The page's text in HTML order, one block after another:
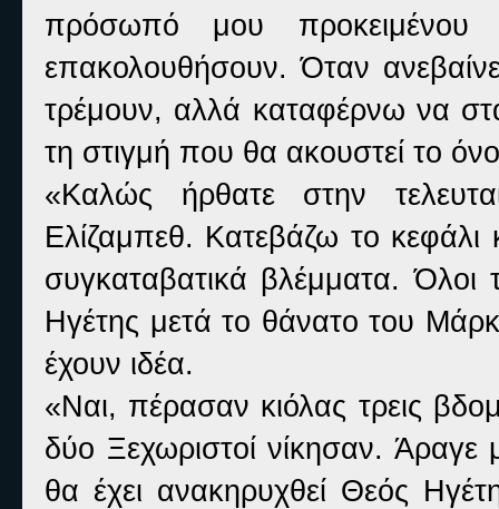
πρόσωπό μου
επακολουθήσουν. Όταν
τρέμουν, αλλά καταφέρνω να
τη στιγμή που θα ακουστεί το
«Καλώς ήρθατε στην
Ελίζαμπεθ. Κατεβάζω το
συγκαταβατικά βλέμματα. Όλοι
Ηγέτης μετά το θάνατο του
έχουν ιδέα.
«Ναι, πέρασαν κιόλας τρεις
δύο Ξεχωριστοί νίκησαν. Άραγε
θα έχει ανακηρυχθεί Θεός